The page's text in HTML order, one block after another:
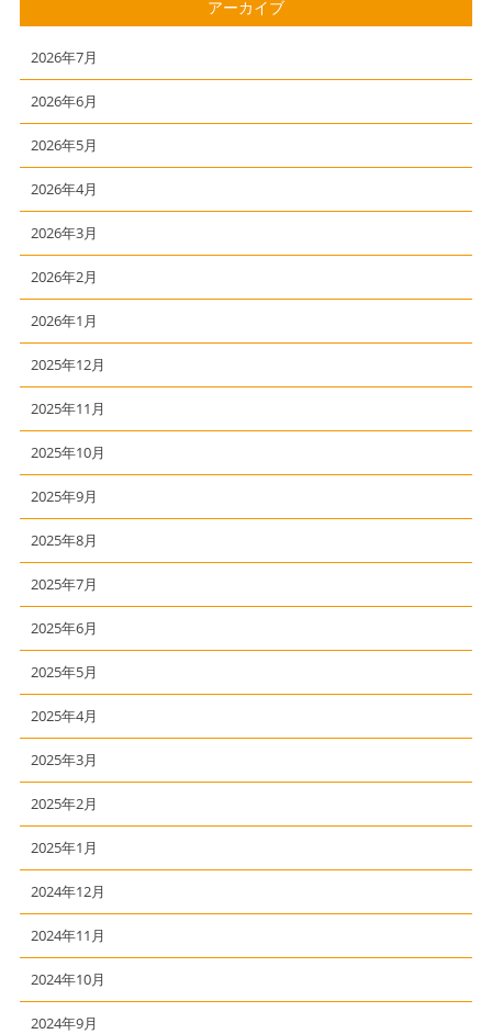
アーカイブ
2026年7月
2026年6月
2026年5月
2026年4月
2026年3月
2026年2月
2026年1月
2025年12月
2025年11月
2025年10月
2025年9月
2025年8月
2025年7月
2025年6月
2025年5月
2025年4月
2025年3月
2025年2月
2025年1月
2024年12月
2024年11月
2024年10月
2024年9月